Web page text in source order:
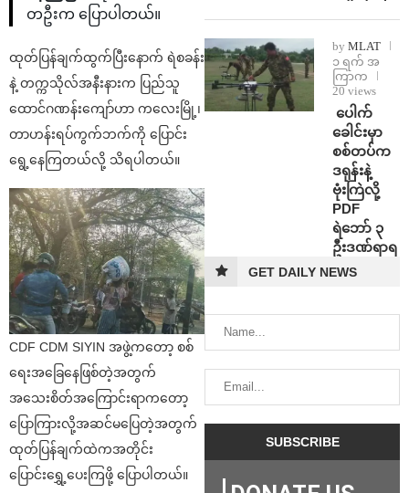
တဦးက ပြောပါတယ်။
ထုတ်ပြန်ချက်ထွက်ပြီးနောက် ရဲစခန်း
နဲ့ တက္ကသိုလ်အနီးနားက ပြည်သူ
ထောင်ဂဏန်းကျော်ဟာ ကလေးမြို့၊
တာဟန်းရပ်ကွက်ဘက်ကို ပြောင်း
ရွေ့နေကြတယ်လို့ သိရပါတယ်။
CDF CDM SIYIN အဖွဲ့ကတော့ စစ်
ရေးအခြေနေဖြစ်တဲ့အတွက်
အသေးစိတ်အကြောင်းရာကတော့
ပြောကြားလို့အဆင်မပြေတဲ့အတွက်
ထုတ်ပြန်ချက်ထဲကအတိုင်း
ပြောင်းရွှေ့ပေးကြဖို့ ပြောပါတယ်။
by MLAT
၁ ရက် အ
ကြာက
20 views
⁩ ⁨ပေါက်
ခေါင်းမှာ
စစ်တပ်က
ဒရုန်းနဲ့
ဗုံးကြဲလို့
PDF
ရဲဘော် ၃
ဦးဒဏ်ရာရ
GET DAILY NEWS